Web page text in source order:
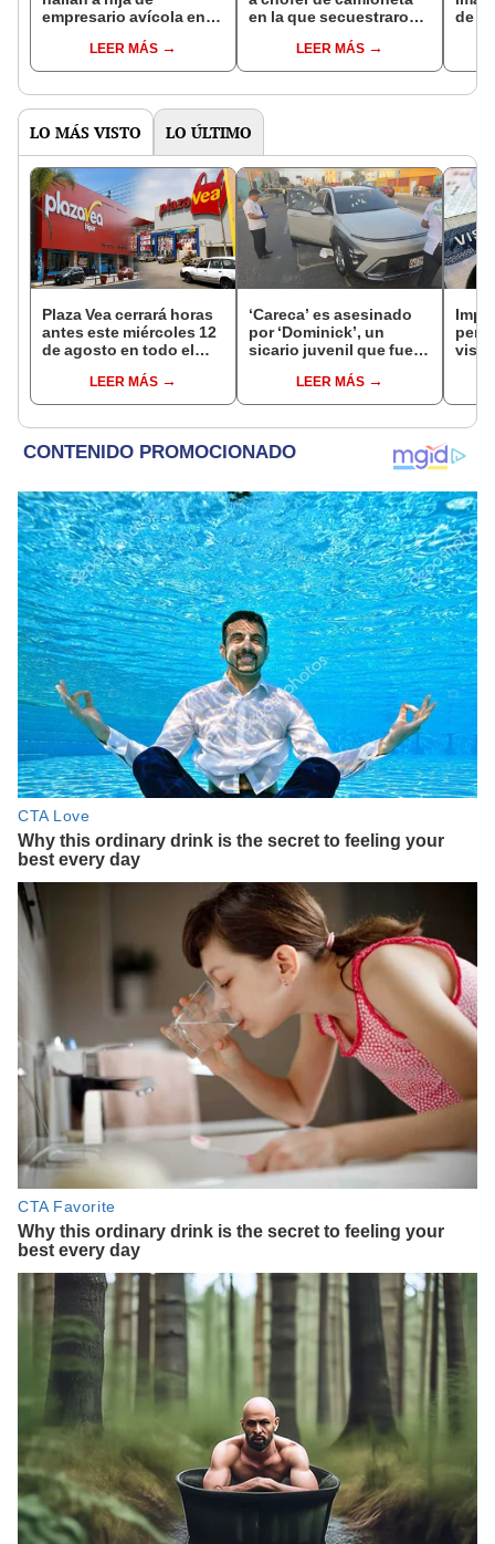
empresario avícola en
CarabaylloLEER MÁS
en la que secuestraron a
avícolaLEER MÁS
de
LO MÁS VISTO LO ÚLTIMO
Plaza Vea cerrará horas
antes este miércoles 12
de agosto en todo el
hasta las 7 p.m.
LEER MÁS
‘Careca’ es asesinado
por ‘Dominick’, un
sicario juvenil que fue
LEER MÁS